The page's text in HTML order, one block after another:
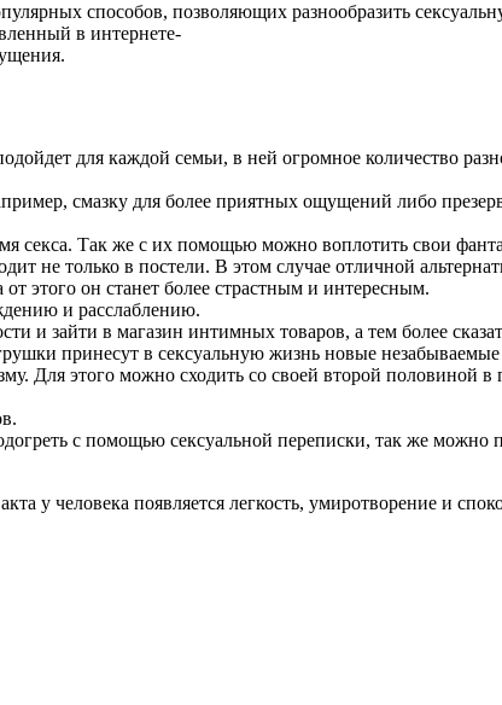
способов, позволяющих разнообразить
в интернете-
для каждой семьи, в ней огромное количество
смазку для более приятных ощущений либо
секса. Так же с их помощью можно воплотить свои
не только в постели. В этом случае отличной
этого он станет более страстным и интересным.
и расслаблению.
и зайти в магазин интимных товаров, а тем более
принесут в сексуальную жизнь новые
Для этого можно сходить со своей второй половиной в
с помощью сексуальной переписки, так же можно
у человека появляется легкость, умиротворение и